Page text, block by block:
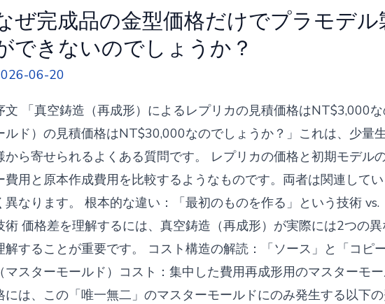
ぜ完成品の金型価格だけでプラモデ
できないのでしょうか？
06-20
文 「真空鋳造（再成形）によるレプリカの見積価格はNT$3,000
ルド）の見積価格はNT$30,000なのでしょうか？」これは、少量
から寄せられるよくある質問です。 レプリカの価格と初期モデル
費用と原本作成費用を比較するようなものです。両者は関連して
異なります。 根本的な違い：「最初のものを作る」という技術
術 価格差を理解するには、真空鋳造（再成形）が実際には2つの
解することが重要です。 コスト構造の解読：「ソース」と「コピ
マスターモールド）コスト：集中した費用再成形用のマスターモ
には、この「唯一無二」のマスターモールドにのみ発生する以下